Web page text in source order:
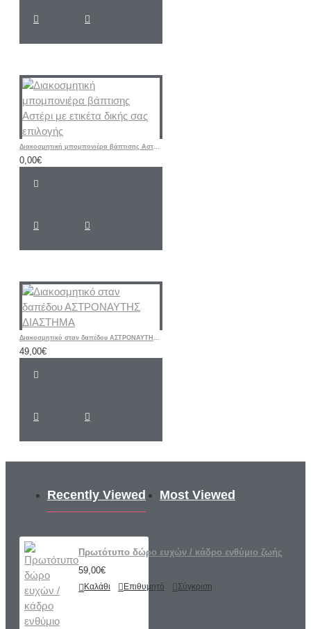
Διακοσμητική μπομπονιέρα βάπτισης Αστέρι με ετικέτα δικής σας επιλογής
0,00€
Διακοσμητικό σταν δαπέδου ΑΣΤΡΟΝΑΥΤΗΣ ΔΙΑΣΤΗΜΑ
49,00€
Recently Viewed Most Viewed
Πρωτότυπο δώρο ευχών / κάδρο ενθύμιο ζωής
59,00€
Καλάθι Επιθυμητό Σύγκριση